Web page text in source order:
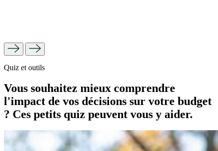
Quiz et outils
Vous souhaitez mieux comprendre
l'impact de vos décisions sur votre budget
? Ces petits quiz peuvent vous y aider.